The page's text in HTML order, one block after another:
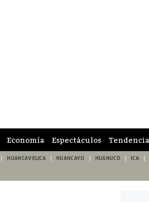
Economía Espectáculos Tendencia
HUANCAVELICA HUANCAYO HUÁNUCO ICA